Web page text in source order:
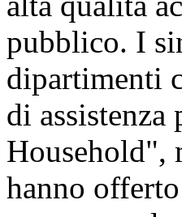
pubblico. I
dipartimenti
di
Household",
hanno